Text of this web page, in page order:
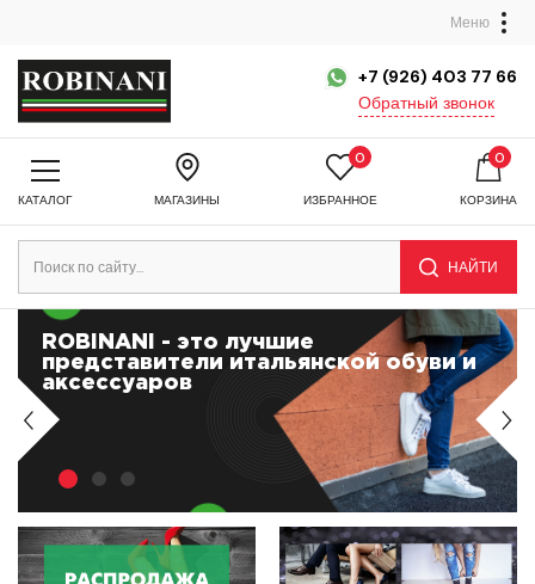
Меню
+7 (926) 403 77 66
Обратный звонок
КАТАЛОГ МАГАЗИНЫ ИЗБРАННОЕ
0
КОРЗИНА
0
НАЙТИ
ROBINANI - это лучшие
представители итальянской обуви и
аксессуаров